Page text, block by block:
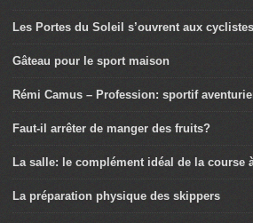
Les Portes du Soleil s’ouvrent aux cyclistes
Gâteau pour le sport maison
Rémi Camus – Profession: sportif
Faut-il arrêter de manger des fruits?
La salle: le complément idéal de la course
La préparation physique des skippers